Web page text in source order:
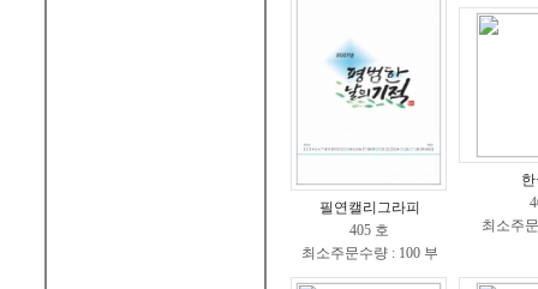
필연캘리그라피
405 호
최소주문수량 : 100 부
최소주